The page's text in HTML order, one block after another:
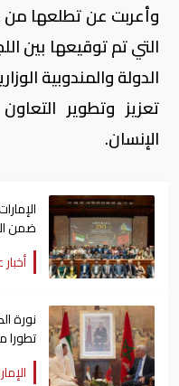
وأعربت عن تطلعها من
التي تم توقيعها بين
الدولة والمندوبية
تعزيز وتطوير
الإنسان.
ضمن الاحتفال
نورة
تطورا